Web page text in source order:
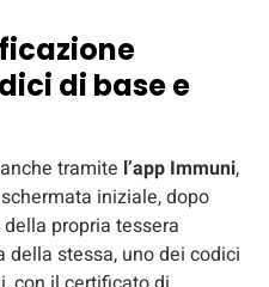
di base e
tramite l’app Immuni,
iniziale, dopo
propria tessera
della stessa, uno dei codici